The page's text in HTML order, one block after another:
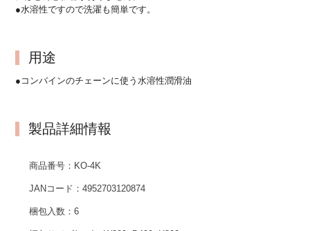
●水溶性ですので洗濯も簡単です。
用途
●コンバインのチェーンに使う水溶性潤滑油
製品詳細情報
商品番号： KO-4K
JANコード：4952703120874
梱包入数：6